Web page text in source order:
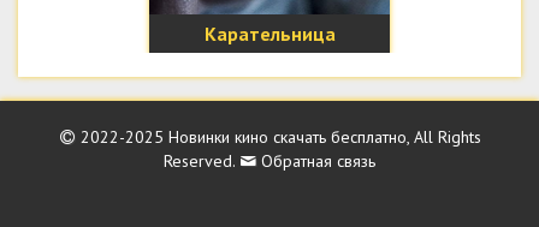
Карательница
2022-2025 Новинки кино скачать бесплатно, All Rights
Reserved.
Обратная связь